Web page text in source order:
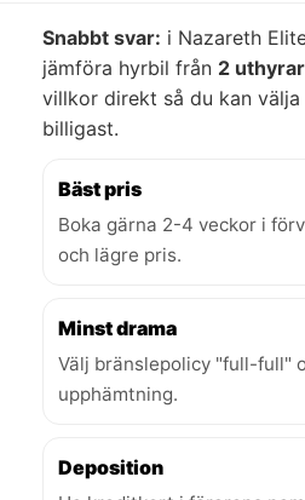
Snabbt svar: i Nazareth
jämföra hyrbil från 2
villkor direkt så du kan
billigast.
Bäst pris
Boka gärna 2-4 veckor i
och lägre pris.
Minst drama
Välj bränslepolicy "full-full"
upphämtning.
Deposition